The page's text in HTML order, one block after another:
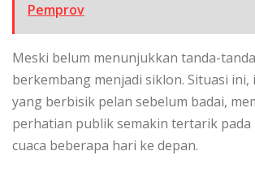
Pemprov
Meski belum menunjukkan tanda-
berkembang menjadi siklon. Situasi
yang berbisik pelan sebelum badai,
perhatian publik semakin tertarik
cuaca beberapa hari ke depan.